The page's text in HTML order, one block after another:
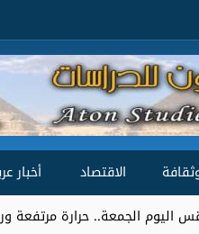
الاقتصاد
أخبار
مرتفعة ورطوبة تزيد الإحساس